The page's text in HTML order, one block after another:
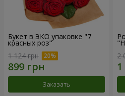
Букет в ЭКО упаковке "7
красных роз"
1 124 грн
Заказать
2